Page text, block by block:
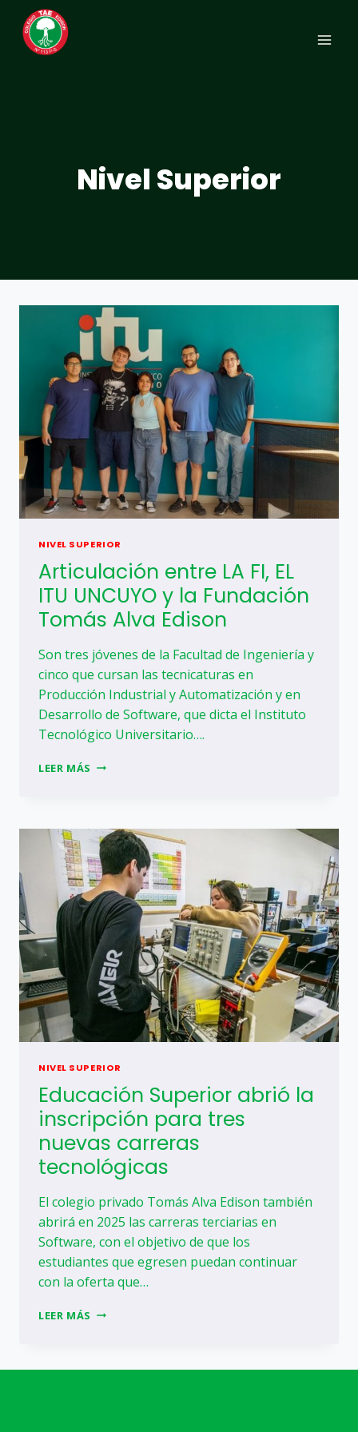
Saltar
contenido
Nivel Superior
NIVEL SUPERIOR
Articulación entre LA FI, EL
ITU UNCUYO y la Fundación
Tomás Alva Edison
Son tres jóvenes de la Facultad de Ingeniería y
cinco que cursan las tecnicaturas en
Producción Industrial y Automatización y en
Desarrollo de Software, que dicta el Instituto
Tecnológico Universitario….
LEER MÁS ARTICULACIÓN
EL
ITU
UNCUYO
Y
LA
FUNDACIÓN
TOMÁS
ALVA
EDISON
NIVEL SUPERIOR
Educación Superior abrió la
inscripción para tres
nuevas carreras
tecnológicas
El colegio privado Tomás Alva Edison también
abrirá en 2025 las carreras terciarias en
Software, con el objetivo de que los
estudiantes que egresen puedan continuar
con la oferta que…
LEER MÁS EDUCACIÓN